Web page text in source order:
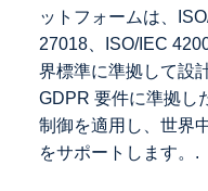
ットフォームは、
27018、ISO/IEC
界標準に準拠して設
GDPR 要件に準拠し
制御を適用し、世界
をサポートします。.